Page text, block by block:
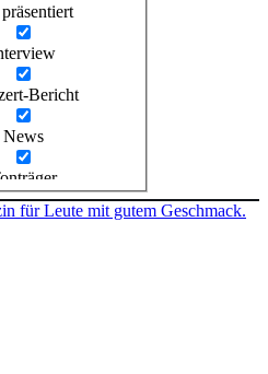
Bericht
News
für Leute mit gutem Geschmack.